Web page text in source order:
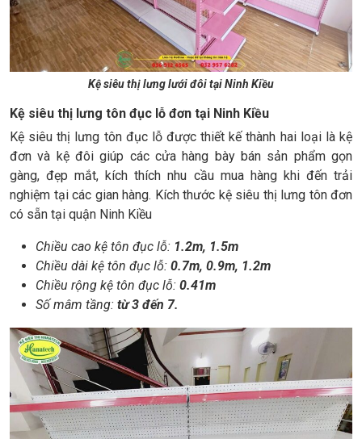
Kệ siêu thị lưng lưới đôi tại Ninh Kiều
Kệ siêu thị lưng tôn đục lỗ đơn tại Ninh Kiều
Kệ siêu thị lưng tôn đục lỗ được thiết kế thành hai loại là kệ
đơn và kệ đôi giúp các cửa hàng bày bán sản phẩm gọn
gàng, đẹp mắt, kích thích nhu cầu mua hàng khi đến trải
nghiệm tại các gian hàng. Kích thước kệ siêu thị lưng tôn đơn
có sẵn tại quận Ninh Kiều
Chiều cao kệ tôn đục lỗ: 1.2m, 1.5m
Chiều dài kệ tôn đục lỗ: 0.7m, 0.9m, 1.2m
Chiều rộng kệ tôn đục lỗ: 0.41m
Số mâm tầng: từ 3 đến 7.